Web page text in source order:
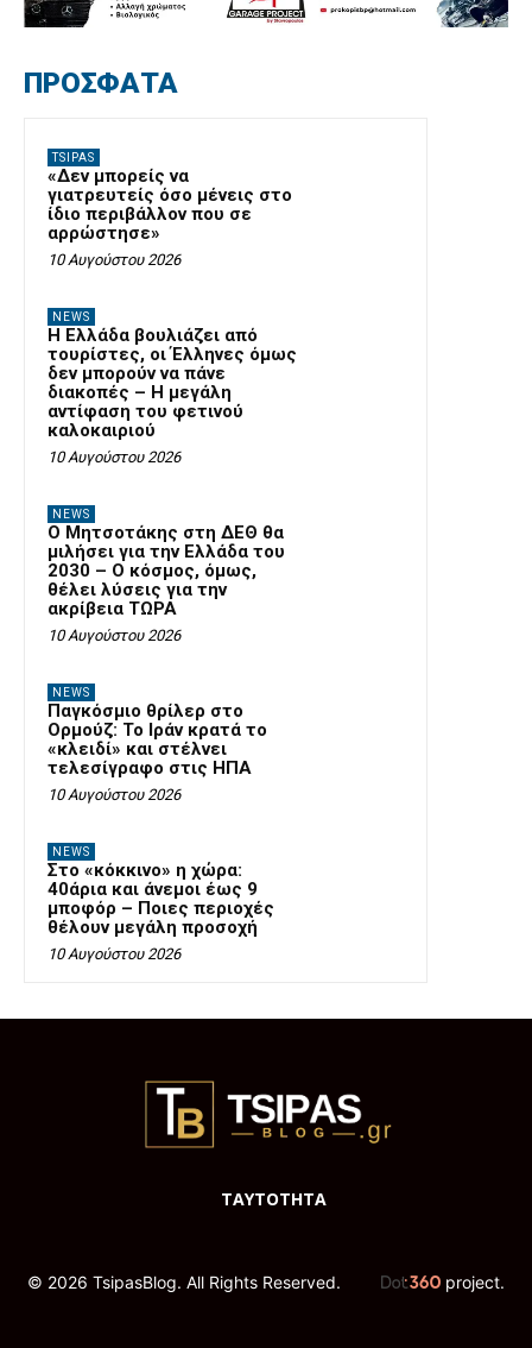
ΠΡΟΣΦΑΤΑ
TSIPAS
«Δεν μπορείς να
γιατρευτείς όσο μένεις στο
ίδιο περιβάλλον που σε
αρρώστησε»
10 Αυγούστου 2026
NEWS
Η Ελλάδα βουλιάζει από
τουρίστες, οι Έλληνες όμως
δεν μπορούν να πάνε
διακοπές – Η μεγάλη
αντίφαση του φετινού
καλοκαιριού
10 Αυγούστου 2026
NEWS
Ο Μητσοτάκης στη ΔΕΘ θα
μιλήσει για την Ελλάδα του
2030 – Ο κόσμος, όμως,
θέλει λύσεις για την
ακρίβεια ΤΩΡΑ
10 Αυγούστου 2026
NEWS
Παγκόσμιο θρίλερ στο
Ορμούζ: Το Ιράν κρατά το
«κλειδί» και στέλνει
τελεσίγραφο στις ΗΠΑ
10 Αυγούστου 2026
NEWS
Στο «κόκκινο» η χώρα:
40άρια και άνεμοι έως 9
μποφόρ – Ποιες περιοχές
θέλουν μεγάλη προσοχή
10 Αυγούστου 2026
ΤΑΥΤΟΤΗΤΑ
© 2026 TsipasBlog. All Rights Reserved. project.